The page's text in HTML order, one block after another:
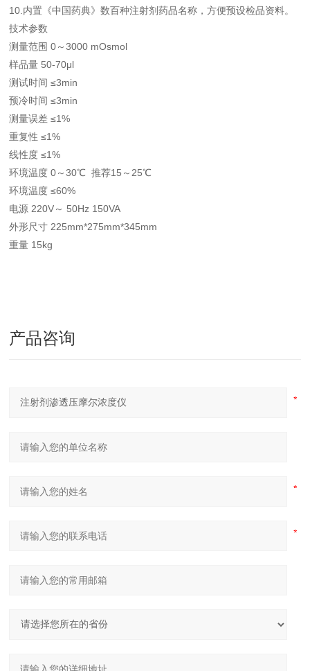
10.内置《中国药典》数百种注射剂药品名称，方便预设检品资料。
技术参数
测量范围 0～3000 mOsmol
样品量 50-70μl
测试时间 ≤3min
预冷时间 ≤3min
测量误差 ≤1%
重复性 ≤1%
线性度 ≤1%
环境温度 0～30℃ 推荐15～25℃
环境温度 ≤60%
电源 220V～ 50Hz 150VA
外形尺寸 225mm*275mm*345mm
重量 15kg
产品咨询